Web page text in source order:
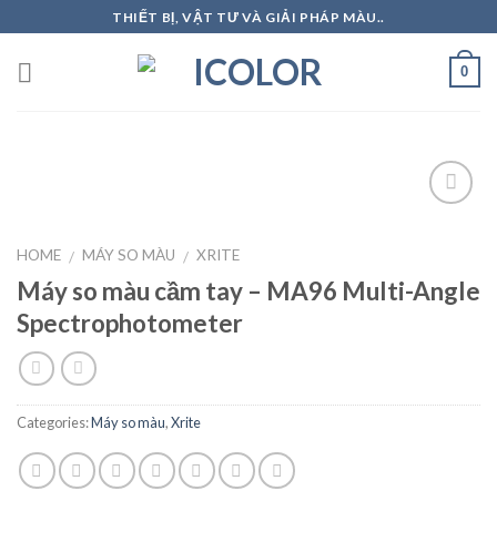
to
content
THIẾT BỊ, VẬT TƯ VÀ GIẢI PHÁP MÀU..
0
Wishlist
HOME / MÁY SO MÀU / XRITE
Máy so màu cầm tay – MA96 Multi-Angle
Spectrophotometer
Categories:Máy so màu,Xrite